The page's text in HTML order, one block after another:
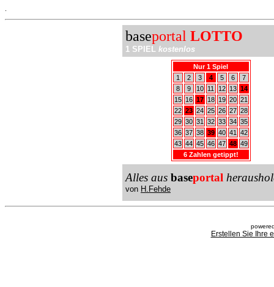
baseportal LOTTO
1 SPIEL kostenlos
Nur 1 Spiel
1
2 3 4 5 6
7
8
9 10 11 12 13 14
15
16 17 18 19 20 21
22 23 24 25 26 27 28
29 30 31 32 33 34 35
36 37 38 39 40 41
42
43 44 45 46 47 48 49
6 Zahlen getippt!
Alles aus baseportal
von H.Fehde
Erstellen Sie Ihre